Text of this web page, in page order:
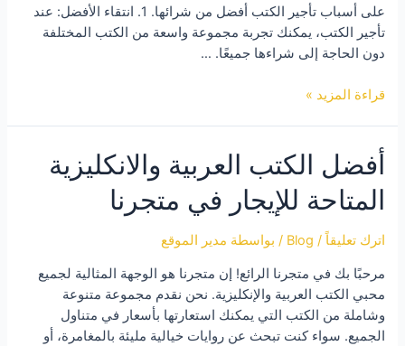
على أسباب تأجير الكتب أفضل من شرائها. 1. انتقاء الأفضل: عند
تأجير الكتب، يمكنك تجربة مجموعة واسعة من الكتب المختلفة
دون الحاجة إلى شراءها جميعًا. …
أسباب
أفضل
من
شرائها
قراءة المزيد »
أفضل الكتب العربية والانكليزية
المتاحة للإيجار في متجرنا
اترك تعليقاً /
Blog / بواسطة مدير الموقع
مرحبًا بك في متجرنا الرائع! إن متجرنا هو الوجهة المثالية لجميع
محبي الكتب العربية والإنكليزية. نحن نقدم مجموعة متنوعة
وشاملة من الكتب التي يمكنك استعارتها بأسعار في متناول
الجميع. سواء كنت تبحث عن روايات خيالية مليئة بالمغامرة، أو